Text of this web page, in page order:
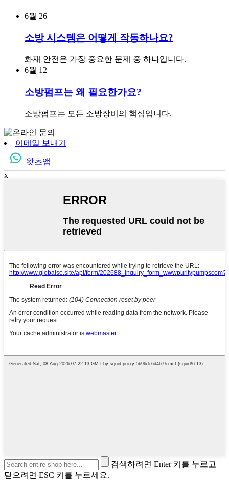
6월 26
소방 시스템은 어떻게 작동하나요?
화재 안전은 가장 중요한 문제 중 하나입니다.
6월 12
소방펌프는 왜 필요한가요?
소방펌프는 모든 소방장비의 핵심입니다.
이메일 보내기
왓츠앱
x
검색하려면 Enter 키를 누르고
닫으려면 ESC 키를 누르세요.